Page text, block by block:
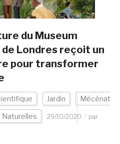
du Museum
Londres reçoit un
pour transformer
Jardin Mécénat
Naturelles 29/10/2020
par